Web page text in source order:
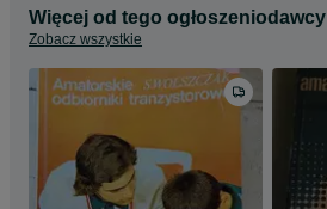
Więcej od tego ogłoszeniodawcy
Zobacz wszystkie